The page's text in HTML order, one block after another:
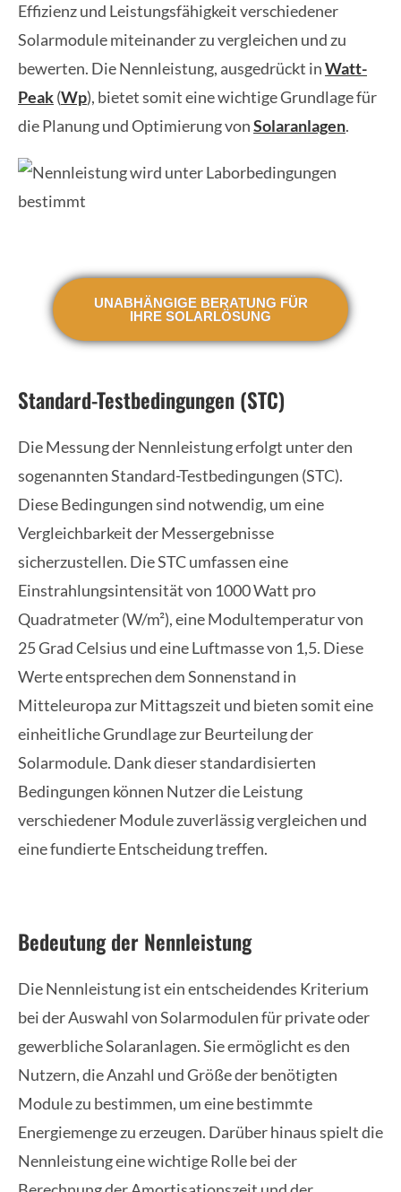
Effizienz und Leistungsfähigkeit verschiedener
Solarmodule miteinander zu vergleichen und zu
bewerten. Die Nennleistung, ausgedrückt inWatt-
Peak(Wp), bietet somit eine wichtige Grundlage für
die Planung und Optimierung vonSolaranlagen.
UNABHÄNGIGE BERATUNG FÜR
IHRE SOLARLÖSUNG
Standard-Testbedingungen (STC)
Die Messung der Nennleistung erfolgt unter den
sogenannten Standard-Testbedingungen (STC).
Diese Bedingungen sind notwendig, um eine
Vergleichbarkeit der Messergebnisse
sicherzustellen. Die STC umfassen eine
Einstrahlungsintensität von 1000 Watt pro
Quadratmeter (W/m²), eine Modultemperatur von
25 Grad Celsius und eine Luftmasse von 1,5. Diese
Werte entsprechen dem Sonnenstand in
Mitteleuropa zur Mittagszeit und bieten somit eine
einheitliche Grundlage zur Beurteilung der
Solarmodule. Dank dieser standardisierten
Bedingungen können Nutzer die Leistung
verschiedener Module zuverlässig vergleichen und
eine fundierte Entscheidung treffen.
Bedeutung der Nennleistung
Die Nennleistung ist ein entscheidendes Kriterium
bei der Auswahl von Solarmodulen für private oder
gewerbliche Solaranlagen. Sie ermöglicht es den
Nutzern, die Anzahl und Größe der benötigten
Module zu bestimmen, um eine bestimmte
Energiemenge zu erzeugen. Darüber hinaus spielt die
Nennleistung eine wichtige Rolle bei der